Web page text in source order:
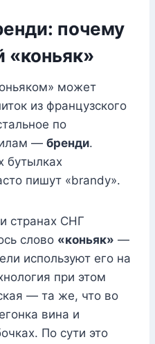
почему
«коньяк»
может
из французского
по
— бренди.
бутылках
пишут «brandy».
странах СНГ
слово «коньяк» —
используют его на
при этом
— та же, что во
вина и
По сути это